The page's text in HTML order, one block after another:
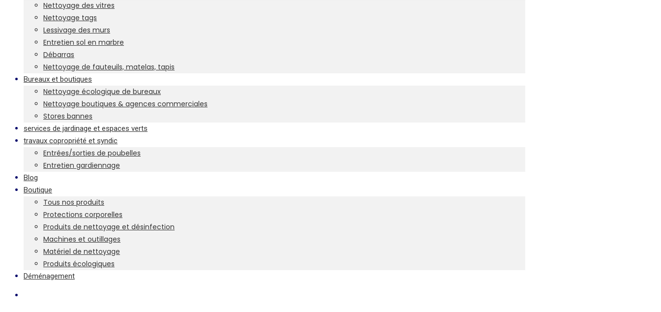
Nettoyage des vitres
Nettoyage tags
Lessivage des murs
Entretien sol en marbre
Débarras
Nettoyage de fauteuils, matelas, tapis
Bureaux et boutiques
Nettoyage écologique de bureaux
Nettoyage boutiques & agences commerciales
Stores bannes
services de jardinage et espaces verts
travaux copropriété et syndic
Entrées/sorties de poubelles
Entretien gardiennage
Blog
Boutique
Tous nos produits
Protections corporelles
Produits de nettoyage et désinfection
Machines et outillages
Matériel de nettoyage
Produits écologiques
Déménagement